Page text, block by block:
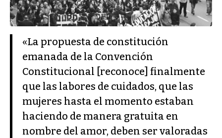
«La propuesta de constitución
emanada de la Convención
Constitucional [reconoce] finalmente
que las labores de cuidados, que las
mujeres hasta el momento estaban
haciendo de manera gratuita en
nombre del amor, deben ser valoradas